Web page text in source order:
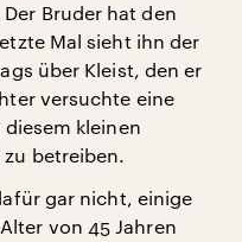
Bruder hat den
Mal sieht ihn der
über Kleist, den er
versuchte eine
kleinen
betreiben.
gar nicht, einige
von 45 Jahren